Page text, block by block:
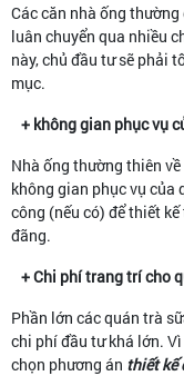
Các căn nhà ống
luân chuyển qua nhiều
này, chủ đầu tư sẽ phải
mục.
+ không gian phục vụ
Nhà ống thường thiên
không gian phục vụ của
công (nếu có) để thiết
đãng.
+ Chi phí trang trí cho
Phần lớn các quán trà
chi phí đầu tư khá lớn.
chọn phương án thiết kế